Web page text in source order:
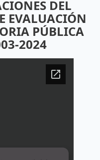
DEL
EVALUACIÓN
PÚBLICA
2024